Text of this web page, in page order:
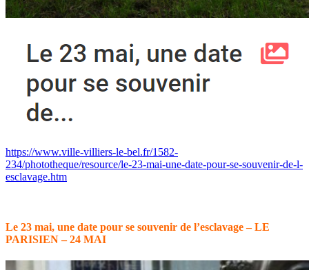
https://www.ville-villiers-le-bel.fr/1582-
234/phototheque/resource/le-23-mai-une-date-pour-se-souvenir-de-l-
esclavage.htm
Le 23 mai, une date pour se souvenir de l’esclavage – LE
PARISIEN – 24 MAI